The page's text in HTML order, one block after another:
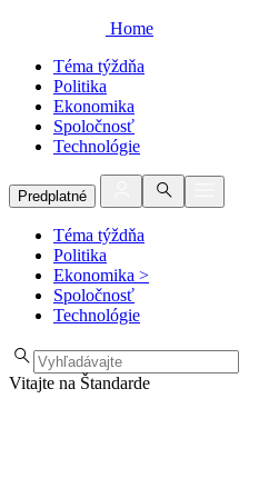
Home
Téma týždňa
Politika
Ekonomika
Spoločnosť
Technológie
Predplatné
Téma týždňa
Politika
Ekonomika >
Spoločnosť
Technológie
Vitajte na Štandarde